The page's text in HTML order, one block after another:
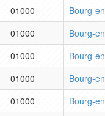
01000 Bourg-
01000 Bourg-
01000 Bourg-
01000 Bourg-
01000 Bourg-